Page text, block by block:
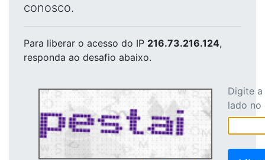
conosco.
Para liberar o acesso do IP 216.73.216.124,
responda ao desafio abaixo.
Digite
lado no